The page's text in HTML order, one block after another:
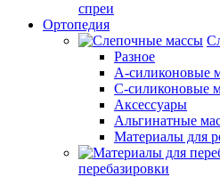
спреи
Ортопедия
Разное
А-силиконовые
С-силиконовые
Аксессуары
Альгинатные
Материалы для
перебазировки